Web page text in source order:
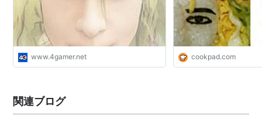
www.4gamer.net cookpad.com
関連ブログ